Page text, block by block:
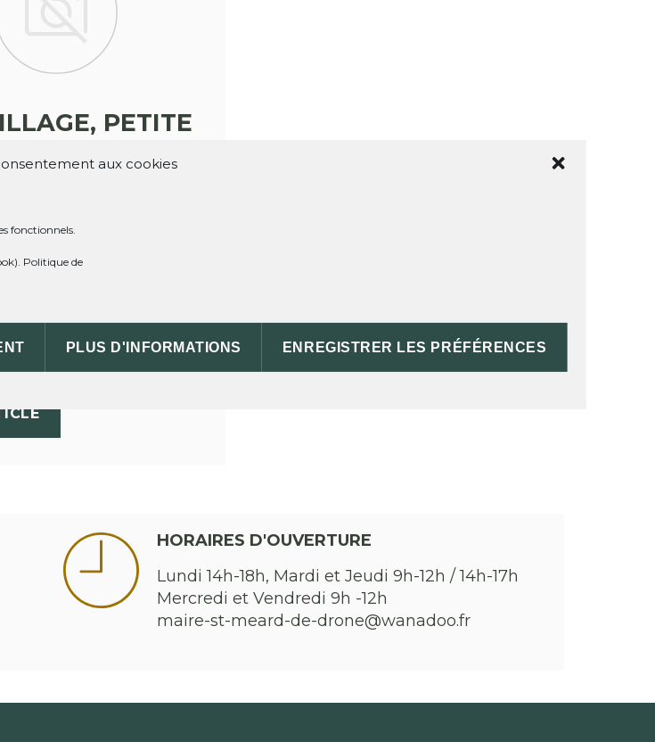
aux cookies
fonctionnels.
Politique de
PLUS D'INFORMATIONS ENREGISTRER LES PRÉFÉRENCES
PETITE
GRAND
|
reportage, à l’occasion
HORAIRES D'OUVERTURE
Lundi 14h-18h, Mardi et Jeudi 9h-12h / 14h-17h
Mercredi et Vendredi 9h -12h
maire-st-meard-de-drone@wanadoo.fr